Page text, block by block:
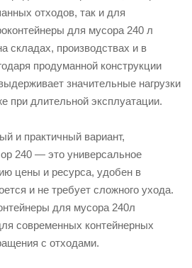
отходов, так и для
для мусора 240 л
складах, производствах и в
продуманной конструкции
значительные нагрузки
при длительной эксплуатации.
и практичный вариант,
240 — это универсальное
цены и ресурса, удобен в
и не требует сложного ухода.
для мусора 240л
современных контейнерных
с отходами.